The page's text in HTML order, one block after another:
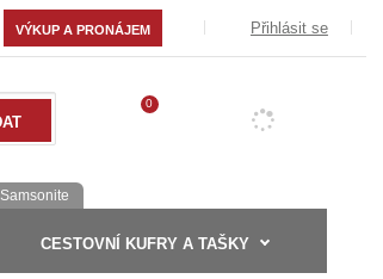
VÝKUP A PRONÁJEM Přihlásit se
0
Samsonite
CESTOVNÍ KUFRY A TAŠKY